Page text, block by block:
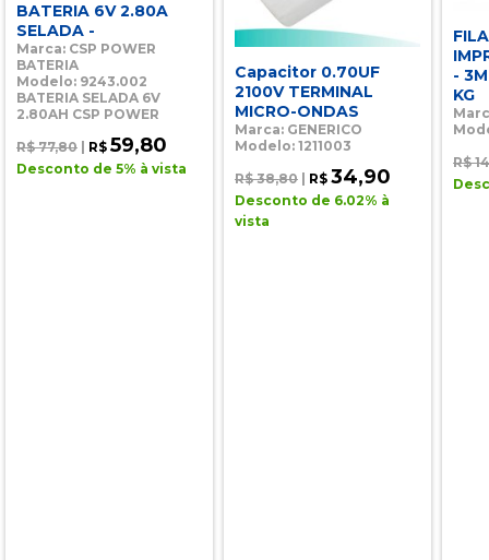
BATERIA 6V 2.80A
SELADA -
Marca: CSP POWER
BATERIA
Modelo: 9243.002
BATERIA SELADA 6V
2.80AH CSP POWER
R$ 77,80
R$ 59,80
Desconto de 5% à vista
Capacitor 0.70UF
2100V TERMINAL
MICRO-ONDAS
Marca: GENERICO
Modelo: 1211003
R$ 38,80
R$ 34,90
Desconto de 6.02% à
vista
-
KG
R$